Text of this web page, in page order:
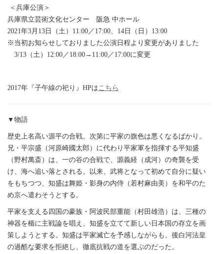
＜兵庫公演＞
兵庫県立芸術文化センター 阪急 中ホール
2021年3月13日（土）11:00／17:00、14日（日）13:00
※当初お知らせしておりました公演日程より変更がありました
3/13（土）12:00／18:00→11:00／17:00に変更
2017年『子午線の祀り』HPは こちら
▼物語
歴史上名高い源平の合戦。次第に平家の旗色は悪くなるばかり。
兄・平宗盛（河原崎國太郎）に代わり平家軍を指揮する平知盛
（野村萬斎）は、一の谷の合戦で、源義経（成河）の奇襲を受
け、海へ追い落とされる。以来、武将となって初めて自分に疑い
をもちつつ、知盛は舞姫・影身の内侍（若村麻由美）を和平のた
め京へ遣わそうとする。
平家を支える四国の豪族・阿波民部重能（村田雄浩）は、三種の
神器を楯に主戦論を唱え、知盛を立てて新しい日本国の存立を画
策しようとする。知盛は平家滅亡を予感しながらも、後白河法皇
の過酷な要求を拒絶し、徹底抗戦の道を選ぶのだった。